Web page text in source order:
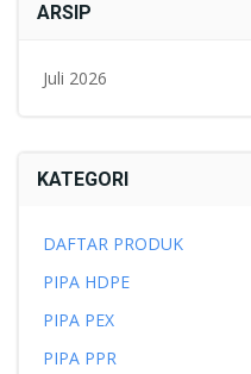
ARSIP
Juli 2026
KATEGORI
DAFTAR PRODUK
PIPA HDPE
PIPA PEX
PIPA PPR